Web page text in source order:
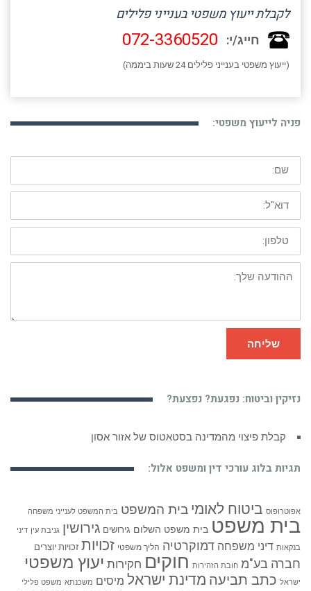
לקבלת ייעוץ משפטי בענייני פלילים
חייג/י: 072-3360520
(ייעוץ משפטי בענייני פלילים 24 שעות ביממה)
פניה לייעוץ משפטי:
שם:
דוא"ל:
טלפון:
ההודעה
שלך:
שליחה
נזיקין וביטוח: נפגעת? נפצעת?
קבלת פיצוי מהמדינה בסטאטוס של אזור אסון
תגיות בלוג עורכי דין ומשפט אלול:
אפוטרופוס ביטוח לאומי בית המשפט בית המשפט לענייני משפחה
בית משפט בית משפט השלום גירושים גירושין גניבת עין דיני
בנקאות דיני משפחה דמוקרטיה הליך משפטי זכויות זכויות יוצרים
חברה בע"מ חובת הזהירות חוקים חקירות יעוץ משפטי
ישראל כתב תביעה מדינת ישראל מיסים משכנתא משפט פלילי